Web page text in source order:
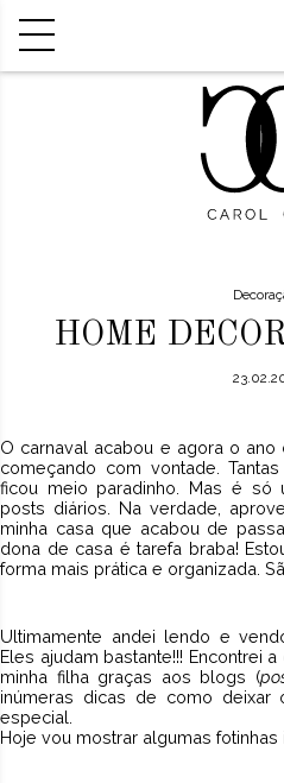
HOME
O carnaval acabou e agora o
começando com vontade.
ficou meio paradinho. Mas é só
posts diários. Na verdade,
minha casa que acabou de
dona de casa é tarefa braba!
forma mais prática e organizada.
Ultimamente andei lendo e
Eles ajudam bastante!!! Encontrei
minha filha graças aos blogs (
inúmeras dicas de como deixar
especial.
Hoje vou mostrar algumas fotinhas